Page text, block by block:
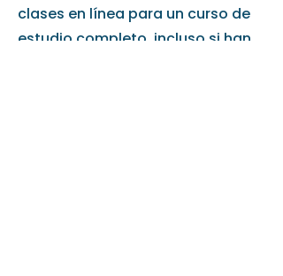
clases en línea para un curso de
estudio completo, incluso si han